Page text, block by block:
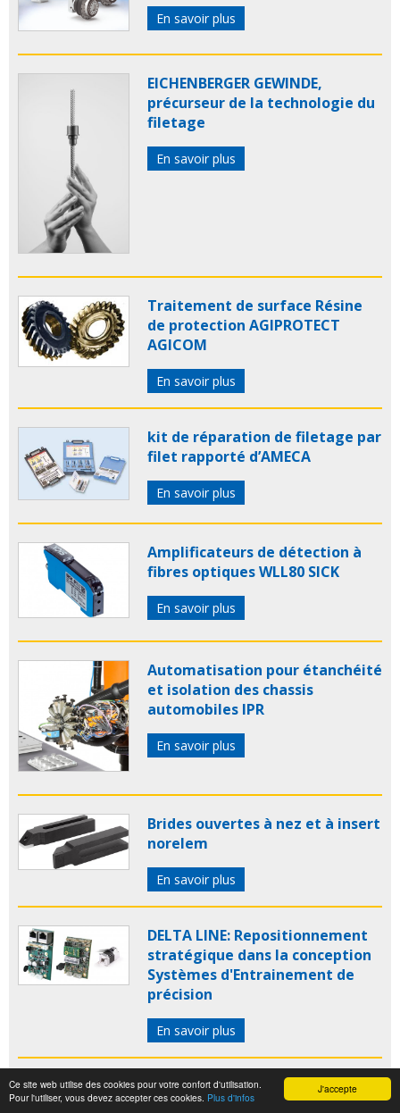
J'accepte
Ce site web utilise des cookies pour votre confort d'utilisation.
Pour l'utiliser, vous devez accepter ces cookies. Plus d'infos
En savoir plus
EICHENBERGER GEWINDE,
précurseur de la technologie du
filetage
En savoir plus
Traitement de surface Résine
de protection AGIPROTECT
AGICOM
En savoir plus
kit de réparation de filetage par
filet rapporté d’AMECA
En savoir plus
Amplificateurs de détection à
fibres optiques WLL80 SICK
En savoir plus
Automatisation pour étanchéité
et isolation des chassis
automobiles IPR
En savoir plus
Brides ouvertes à nez et à insert
norelem
En savoir plus
DELTA LINE: Repositionnement
stratégique dans la conception
Systèmes d'Entrainement de
précision
En savoir plus
LEROY SOMER: Nouveau
servovariateur avec Ethernet